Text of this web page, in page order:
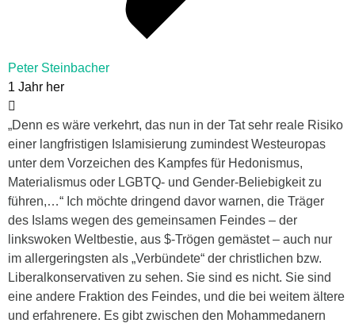
Peter Steinbacher
1 Jahr her
„Denn es wäre verkehrt, das nun in der Tat sehr reale Risiko
einer langfristigen Islamisierung zumindest Westeuropas
unter dem Vorzeichen des Kampfes für Hedonismus,
Materialismus oder LGBTQ- und Gender-Beliebigkeit zu
führen,…“ Ich möchte dringend davor warnen, die Träger
des Islams wegen des gemeinsamen Feindes – der
linkswoken Weltbestie, aus $-Trögen gemästet – auch nur
im allergeringsten als „Verbündete“ der christlichen bzw.
Liberalkonservativen zu sehen. Sie sind es nicht. Sie sind
eine andere Fraktion des Feindes, und die bei weitem ältere
und erfahrenere. Es gibt zwischen den Mohammedanern